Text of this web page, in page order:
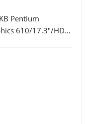
Pentium
610/17.3"/HD+